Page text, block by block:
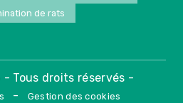
de rats
Tous droits réservés -
- Gestion des cookies